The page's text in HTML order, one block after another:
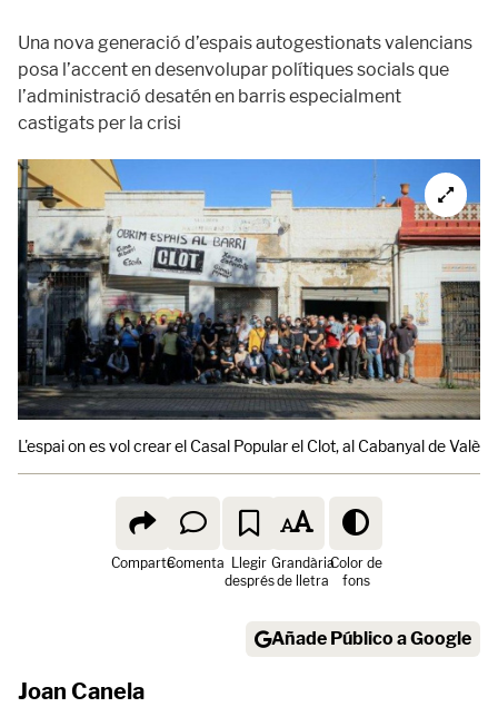
Una nova generació d’espais autogestionats valencians
posa l’accent en desenvolupar polítiques socials que
l’administració desatén en barris especialment
castigats per la crisi
L'espai on es vol crear el Casal Popular el Clot, al Cabanyal de
ComparteComenta Llegir
després
Grandària
de lletra
Color de
fons
Añade Público a Google
Joan Canela